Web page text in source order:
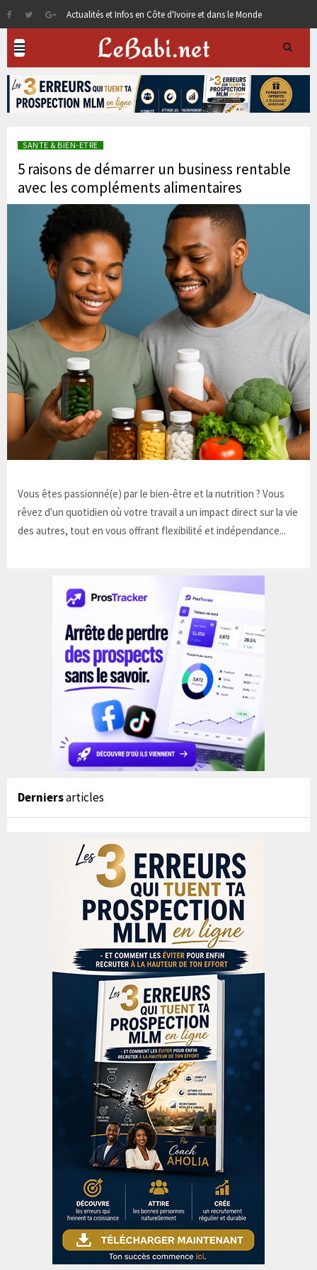
Actualités et Infos en Côte d'Ivoire et dans le Monde
SANTE & BIEN-ETRE
5 raisons de démarrer un business rentable
avec les compléments alimentaires
Vous êtes passionné(e) par le bien-être et la nutrition ? Vous
rêvez d'un quotidien où votre travail a un impact direct sur la vie
des autres, tout en vous offrant flexibilité et indépendance...
Derniersarticles